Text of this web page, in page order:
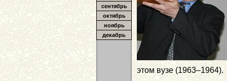
сентябрь
октябрь
ноябрь
декабрь
этом вузе (1963–1964).